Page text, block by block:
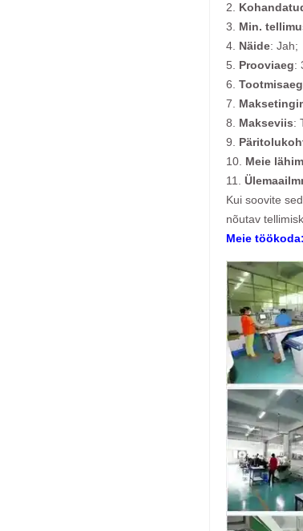
2.
3. Min.
4. Näide: Jah;
5. Prooviaeg:
6. Tootmisaeg
7.
8. Makseviis:
9.
10. Meie
11.
Kui soovite
nõutav
Meie töökoda: